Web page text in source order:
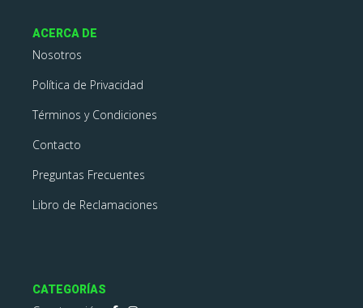
ACERCA DE
Nosotros
Política de Privacidad
Términos y Condiciones
Contacto
Preguntas Frecuentes
Libro de Reclamaciones
CATEGORÍAS